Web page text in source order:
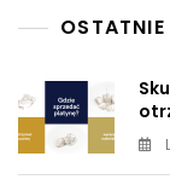
OSTATNIE